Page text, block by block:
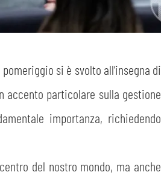
si è svolto all’insegna di
particolare sulla gestione
importanza, richiedendo
del nostro mondo, ma anche